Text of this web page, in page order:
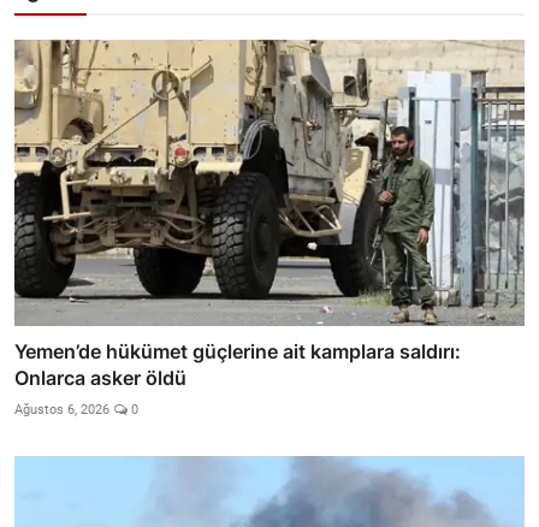
Yemen’de hükümet güçlerine ait kamplara saldırı:
Onlarca asker öldü
Ağustos 6, 2026 0